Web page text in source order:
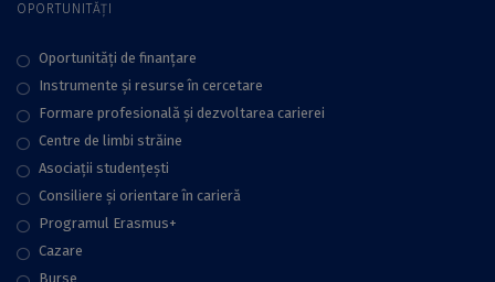
OPORTUNITĂȚI
Oportunități de finanțare
Instrumente și resurse în cercetare
Formare profesională și dezvoltarea carierei
Centre de limbi străine
Asociații studențești
Consiliere şi orientare în carieră
Programul Erasmus+
Cazare
Burse